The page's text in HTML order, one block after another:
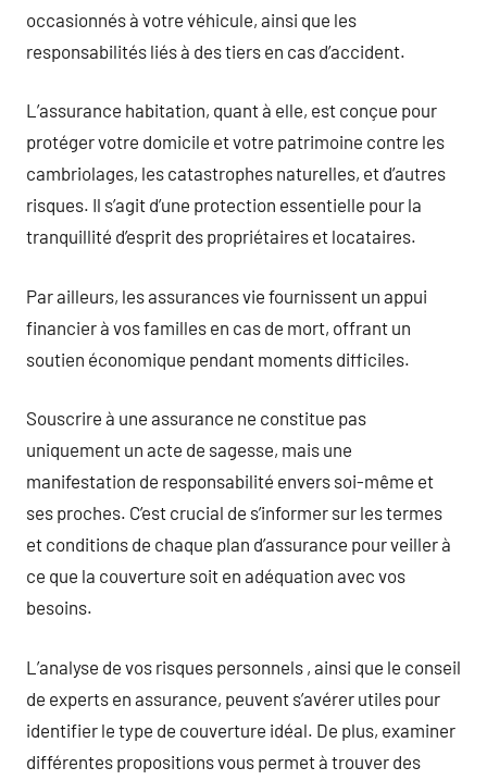
occasionnés à votre véhicule, ainsi que les
responsabilités liés à des tiers en cas d’accident.
L’assurance habitation, quant à elle, est conçue pour
protéger votre domicile et votre patrimoine contre les
cambriolages, les catastrophes naturelles, et d’autres
risques. Il s’agit d’une protection essentielle pour la
tranquillité d’esprit des propriétaires et locataires.
Par ailleurs, les assurances vie fournissent un appui
financier à vos familles en cas de mort, offrant un
soutien économique pendant moments difficiles.
Souscrire à une assurance ne constitue pas
uniquement un acte de sagesse, mais une
manifestation de responsabilité envers soi-même et
ses proches. C’est crucial de s’informer sur les termes
et conditions de chaque plan d’assurance pour veiller à
ce que la couverture soit en adéquation avec vos
besoins.
L’analyse de vos risques personnels , ainsi que le conseil
de experts en assurance, peuvent s’avérer utiles pour
identifier le type de couverture idéal. De plus, examiner
différentes propositions vous permet à trouver des